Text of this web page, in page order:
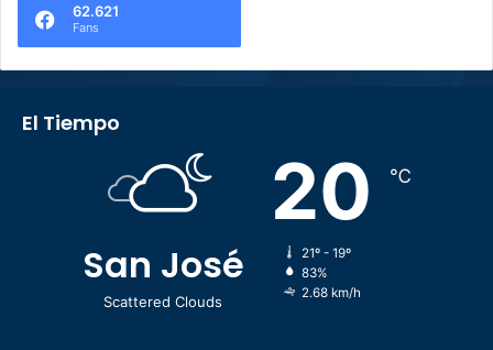
62.621
Fans
El Tiempo
San José
Scattered Clouds
20 ℃
21º - 19º
83%
2.68 km/h